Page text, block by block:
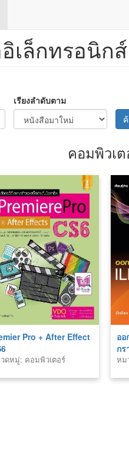
เล็กทรอนิกส์
เรียงลำดับตาม
คอมพิวเ
Pro + After Effect
ดหมู่: คอมพิวเตอร์
อ
ก
หม